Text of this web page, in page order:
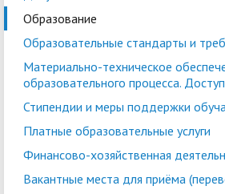
Образование
Образовательные стандарты и
Материально-техническое
образовательного процесса.
Стипендии и меры поддержки
Платные образовательные услуги
Финансово-хозяйственная
Вакантные места для приёма